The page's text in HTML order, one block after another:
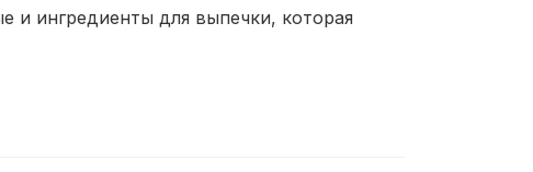
и ингредиенты для выпечки, которая